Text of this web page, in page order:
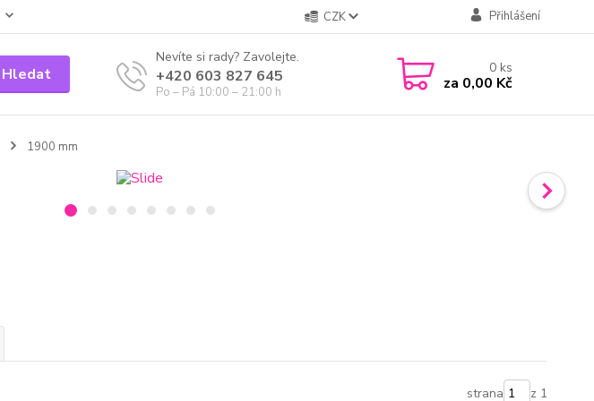
CZK Přihlášení
Hledat
Nevíte si rady? Zavolejte.
+420 603 827 645
Po – Pá 10:00 – 21:00 h
0ks
za 0,00 Kč
1900 mm
strana z 1